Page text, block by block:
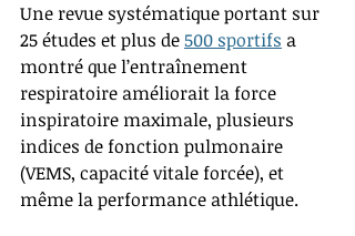
Une revue systématique portant sur
25 études et plus de 500 sportifs a
montré que l’entraînement
respiratoire améliorait la force
inspiratoire maximale, plusieurs
indices de fonction pulmonaire
(VEMS, capacité vitale forcée), et
même la performance athlétique.